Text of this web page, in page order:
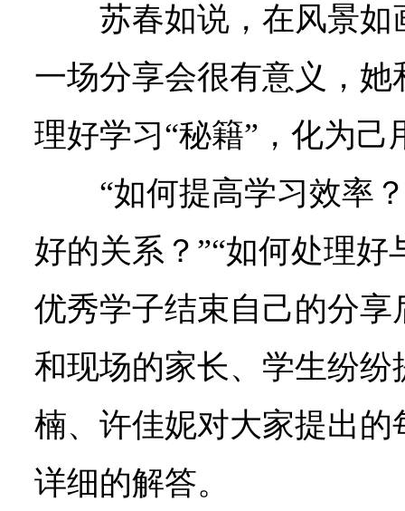
苏春如说，在风景
一场分享会很有意义，
理好学习“秘籍”，化为己
“如何提高学习效率
好的关系？”“如何处理好
优秀学子结束自己的分
和现场的家长、学生纷
楠、许佳妮对大家提出
详细的解答。